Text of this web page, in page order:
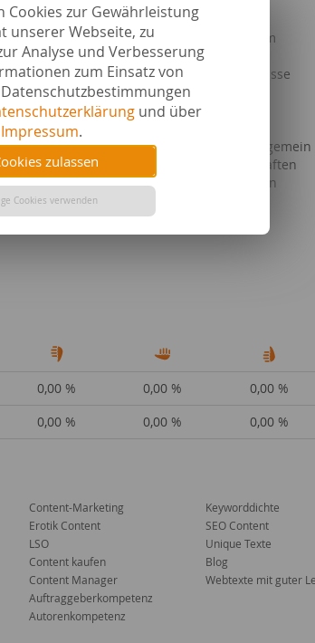
zur Gewährleistung
unserer Webseite, zu
Analyse und Verbesserung
zum Einsatz von
und über
Impressum.
zulassen
Cookies verwenden
Schule & Studium
Familie & Kind
saisonale Ereignisse
Filme & Serien
Geschenke
Wissenschaft allgemein
Naturwissenschaften
Technik allgemein
0,00 % 0,00 % 0,00 %
0,00 % 0,00 % 0,00 %
Content-Marketing
Erotik Content
LSO
Content kaufen
Content Manager
Auftraggeberkompetenz
Autorenkompetenz
Keyworddichte
SEO Content
Unique Texte
Blog
Webtexte mit guter